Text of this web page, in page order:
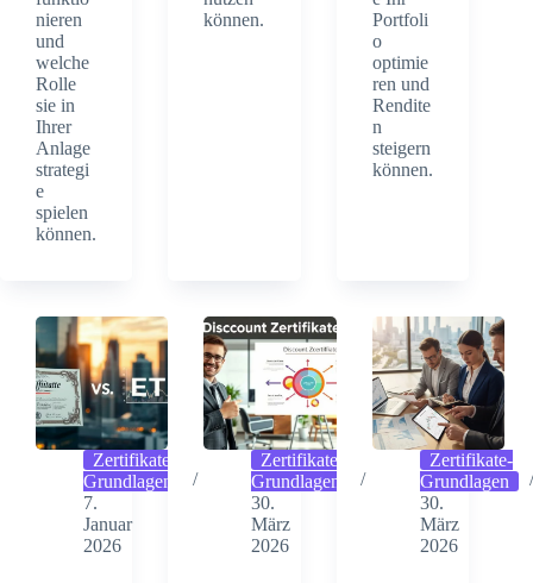
nieren
und
welche
Rolle
sie in
Ihrer
Anlage
strategi
e
spielen
können.
können.
Portfoli
o
optimie
ren und
Rendite
n
steigern
können.
Zertifikate-
Grundlagen
7.
Januar
2026
Zertifikate-
Grundlagen
30.
März
2026
Zertifikate-
Grundlagen
30.
März
2026